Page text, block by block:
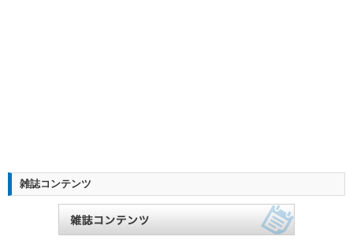
雑誌コンテンツ